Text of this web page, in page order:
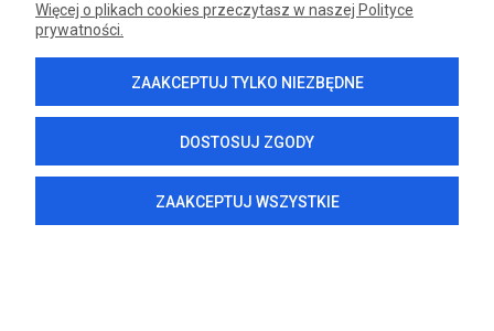
Sklep internetowy Shoper.pl
Więcej o plikach cookies przeczytasz w naszej Polityce
prywatności.
ZAAKCEPTUJ TYLKO NIEZBĘDNE
DOSTOSUJ ZGODY
ZAAKCEPTUJ WSZYSTKIE